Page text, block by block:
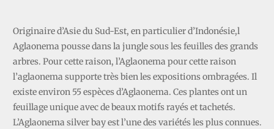
Originaire d’Asie du Sud-Est, en particulier d’Indonésie,l
Aglaonema pousse dans la jungle sous les feuilles des grands
arbres. Pour cette raison, l’Aglaonema pour cette raison
l’aglaonema supporte très bien les expositions ombragées. Il
existe environ 55 espèces d’Aglaonema. Ces plantes ont un
feuillage unique avec de beaux motifs rayés et tachetés.
L’Aglaonema silver bay est l’une des variétés les plus connues.